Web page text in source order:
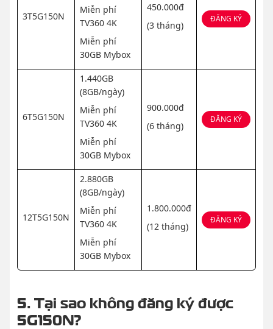
3T5G150N
Miễn phí
TV360 4K
Miễn phí
30GB Mybox
450.000đ
(3 tháng)
ĐĂNG KÝ
6T5G150N
1.440GB
(8GB/ngày)
Miễn phí
TV360 4K
Miễn phí
30GB Mybox
900.000đ
(6 tháng)
ĐĂNG KÝ
12T5G150N
2.880GB
(8GB/ngày)
Miễn phí
TV360 4K
Miễn phí
30GB Mybox
1.800.000đ
(12 tháng)
ĐĂNG KÝ
5. Tại sao không đăng ký được
5G150N?